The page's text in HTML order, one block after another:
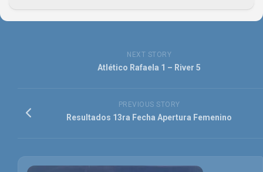
NEXT STORY
Atlético Rafaela 1 – River 5
PREVIOUS STORY
Resultados 13ra Fecha Apertura Femenino